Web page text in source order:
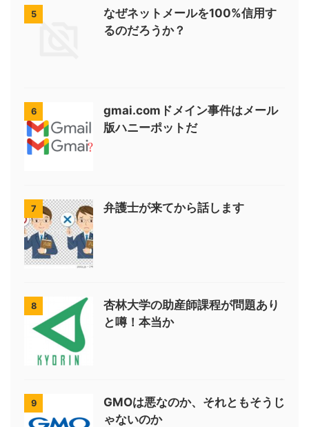
5
なぜネットメールを100%信用す
るのだろうか？
6
gmai.comドメイン事件はメール
版ハニーポットだ
7 弁護士が来てから話します
8
杏林大学の助産師課程が問題あり
と噂！本当か
9
GMOは悪なのか、それともそうじ
ゃないのか